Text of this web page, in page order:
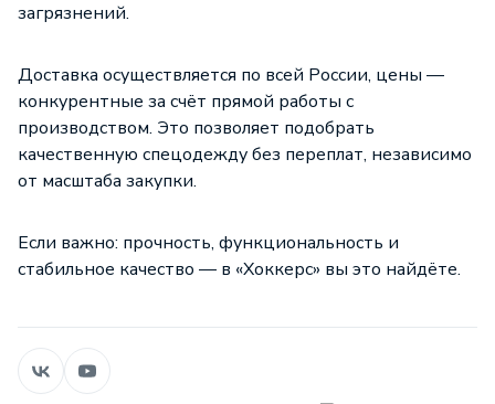
загрязнений.
Доставка осуществляется по всей России, цены —
конкурентные за счёт прямой работы с
производством. Это позволяет подобрать
качественную спецодежду без переплат, независимо
от масштаба закупки.
Если важно: прочность, функциональность и
стабильное качество — в «Хоккерс» вы это найдёте.